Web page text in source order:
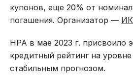
купонов, еще 20% от
погашения. Организатор —
НРА в мае 2023 г. присвоило
кредитный рейтинг на
стабильным прогнозом.